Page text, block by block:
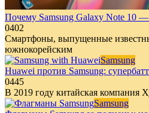
Почему Samsung Galaxy Note 10
0402
Смартфоны, выпущенные
южнокорейским
Samsung
Huawei против Samsung:
0445
В 2019 году китайская компания
Samsung